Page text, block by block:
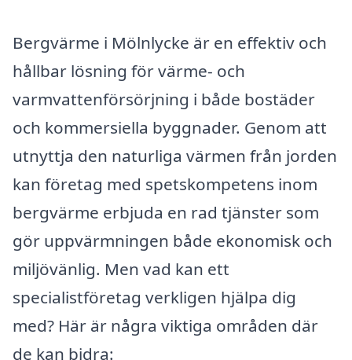
Bergvärme i Mölnlycke är en effektiv och
hållbar lösning för värme- och
varmvattenförsörjning i både bostäder
och kommersiella byggnader. Genom att
utnyttja den naturliga värmen från jorden
kan företag med spetskompetens inom
bergvärme erbjuda en rad tjänster som
gör uppvärmningen både ekonomisk och
miljövänlig. Men vad kan ett
specialistföretag verkligen hjälpa dig
med? Här är några viktiga områden där
de kan bidra: